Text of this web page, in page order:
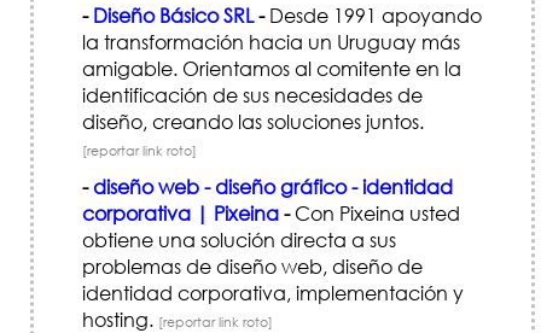
- Diseño Básico SRL-Desde 1991 apoyando
la transformación hacia un Uruguay más
amigable. Orientamos al comitente en la
identificación de sus necesidades de
diseño, creando las soluciones juntos.
[reportar link roto]
-diseño web - diseño gráfico - identidad
corporativa | Pixeina-Con Pixeina usted
obtiene una solución directa a sus
problemas de diseño web, diseño de
identidad corporativa, implementación y
hosting. [reportar link roto]